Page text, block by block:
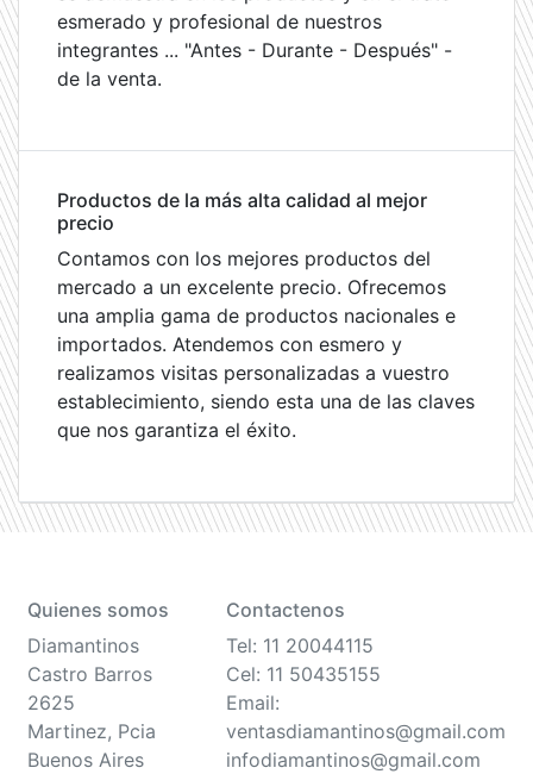
esmerado y profesional de nuestros
integrantes ... "Antes - Durante - Después" -
de la venta.
Productos de la más alta calidad al mejor
precio
Contamos con los mejores productos del
mercado a un excelente precio. Ofrecemos
una amplia gama de productos nacionales e
importados. Atendemos con esmero y
realizamos visitas personalizadas a vuestro
establecimiento, siendo esta una de las claves
que nos garantiza el éxito.
Quienes somos
Diamantinos
Castro Barros
2625
Martinez, Pcia
Buenos Aires
Contactenos
Tel: 11 20044115
Cel: 11 50435155
Email:
ventasdiamantinos@gmail.com
infodiamantinos@gmail.com